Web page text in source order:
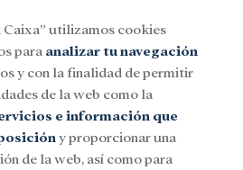
Cultura
Caixa” utilizamos cookies
para analizar tu navegación
y con la finalidad de permitir
de la web como la
e información que
y proporcionar una
de la web, así como para